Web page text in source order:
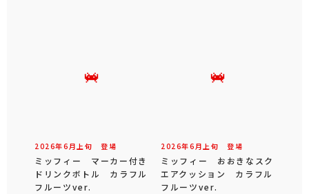
2026年6 月 上旬 登場
ミッフィー マーカー付き
ドリンクボトル カラフル
フルーツver.
2026年6 月 上旬 登場
ミッフィー おおきなスク
エアクッション カラフル
フルーツver.